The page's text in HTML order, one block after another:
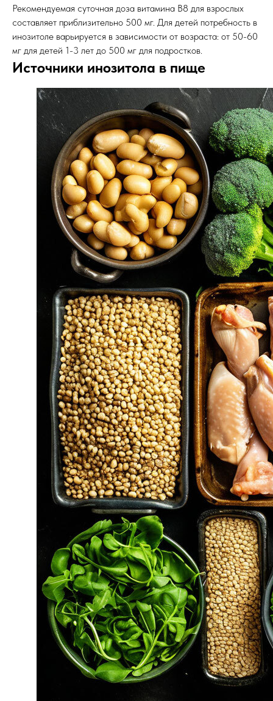
Рекомендуемая суточная доза витамина B8 для взрослых
составляет приблизительно 500 мг. Для детей потребность в
инозитоле варьируется в зависимости от возраста: от 50-60
мг для детей 1-3 лет до 500 мг для подростков.
Источники инозитола в пище